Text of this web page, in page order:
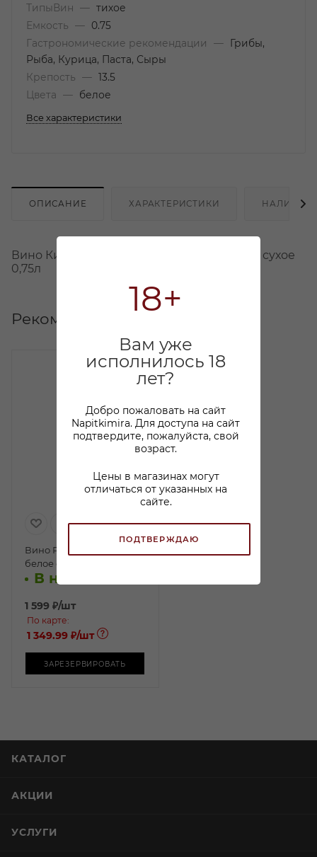
18+
Вам уже
исполнилось 18
лет?
Добро пожаловать на сайт
Napitkimira. Для доступа на сайт
подтвердите, пожалуйста, свой
возраст.
Цены в магазинах могут
отличаться от указанных на
сайте.
ПОДТВЕРЖДАЮ
ТипыВин
— тихое
Емкость
—
0.75
Гастрономические рекомендации
—
Грибы,
Рыба, Курица, Паста, Сыры
Крепость
— 13.5
Цвета
— белое
Все характеристики
ОПИСАНИЕ ХАРАКТЕРИСТИКИ НАЛИЧИЕ
Вино Кир-Янни Зе Норт Ассиртико белое сухое
0,75л
Рекомендуем
Вино Рецина Кавино
белое сухое 0,75л
В наличии:
1 599 ₽/шт
По карте:
1 349.99 ₽/шт
ЗАРЕЗЕРВИРОВАТЬ
КАТАЛОГ
АКЦИИ
УСЛУГИ